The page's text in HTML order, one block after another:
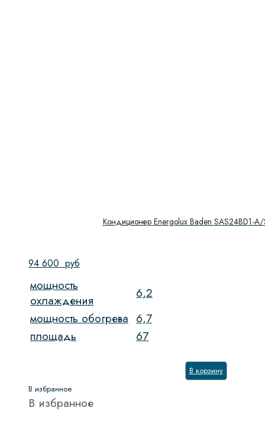
Кондиционер Energolux Baden SAS24BD1-A/
94 600 руб
мощность
охлаждения
6,2
мощность обогрева 6,7
площадь
67
В корзину
В избранное
В избранное